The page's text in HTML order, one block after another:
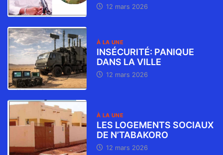
12 mars 2026
À LA UNE
INSÉCURITÉ: PANIQUE
DANS LA VILLE
12 mars 2026
À LA UNE
LES LOGEMENTS SOCIAUX
DE N’TABAKORO
12 mars 2026